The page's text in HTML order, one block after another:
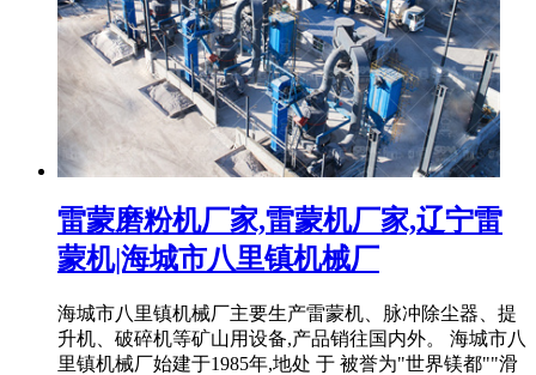
雷蒙磨粉机厂家,雷蒙机厂家,辽宁雷
蒙机|海城市八里镇机械厂
海城市八里镇机械厂主要生产雷蒙机、脉冲除尘器、提
升机、破碎机等矿山用设备,产品销往国内外。 海城市八
里镇机械厂始建于1985年,地处 于 被誉为"世界镁都""滑